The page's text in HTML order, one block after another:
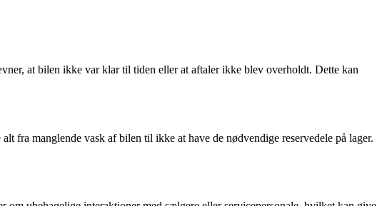
at bilen ikke var klar til tiden eller at aftaler ikke blev overholdt. Dette kan
fra manglende vask af bilen til ikke at have de nødvendige reservedele på lager.